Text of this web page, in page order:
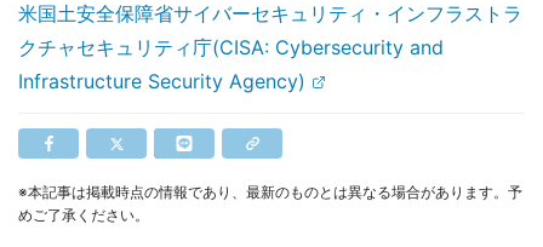
米国土安全保障省サイバーセキュリティ・インフラストラ
クチャセキュリティ庁(CISA: Cybersecurity and
Infrastructure Security Agency)
※本記事は掲載時点の情報であり、最新のものとは異なる場合があります。予
めご了承ください。